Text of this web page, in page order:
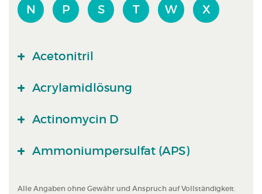
N P S T W X
Acetonitril
Acrylamidlösung
Actinomycin D
Ammoniumpersulfat (APS)
Alle Angaben ohne Gewähr und Anspruch auf Vollständigkeit.